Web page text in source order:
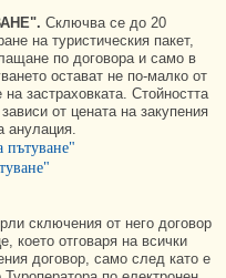
Сключва се до 20
на туристическия пакет,
по договора и само в
остават не по-малко от
застраховката. Стойността
от цената на закупения
анулация.
пътуване"
сключения от него договор
което отговаря на всички
договор, само след като е